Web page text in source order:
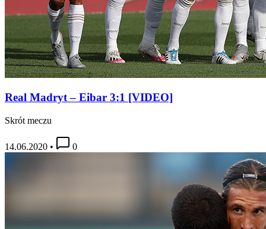
Real Madryt – Eibar 3:1 [VIDEO]
Skrót meczu
14.06.2020 • 0